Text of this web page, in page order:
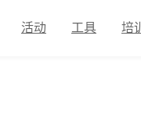
活动 工具 培训